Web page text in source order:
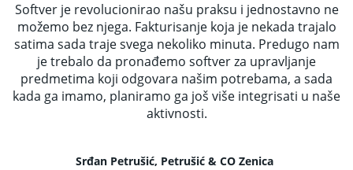
Softver je revolucionirao našu praksu i jednostavno ne
možemo bez njega. Fakturisanje koja je nekada trajalo
satima sada traje svega nekoliko minuta. Predugo nam
je trebalo da pronađemo softver za upravljanje
predmetima koji odgovara našim potrebama, a sada
kada ga imamo, planiramo ga još više integrisati u naše
aktivnosti.
Srđan Petrušić, Petrušić & CO Zenica